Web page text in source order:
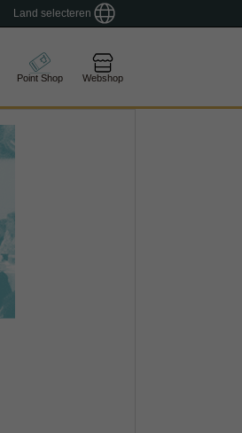
Land selecteren
Point Shop Webshop